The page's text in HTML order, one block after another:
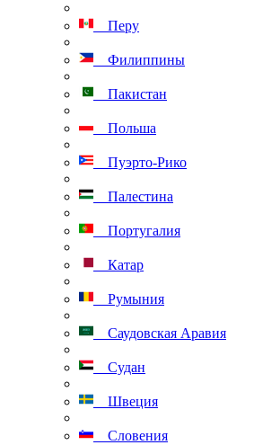
Перу
Филиппины
Пакистан
Польша
Пуэрто-Рико
Палестина
Португалия
Катар
Румыния
Саудовская Аравия
Судан
Швеция
Словения